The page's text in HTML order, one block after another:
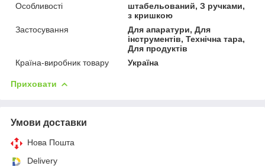
Особливості
штабельований, З ручками,
з кришкою
Застосування
Для апаратури, Для
інструментів, Технічна тара,
Для продуктів
Країна-виробник товару
Україна
Приховати
Умови доставки
Нова Пошта
Delivery